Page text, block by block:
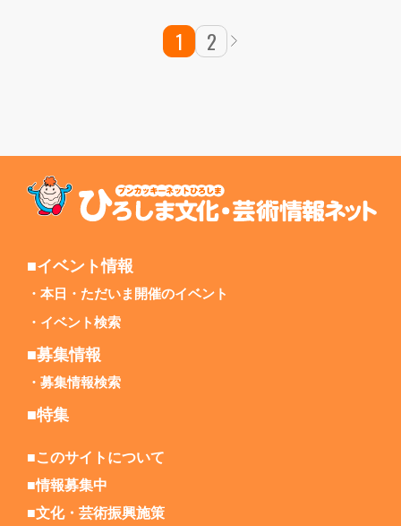
1 2
■イベント情報
本日・ただいま開催のイベント
イベント検索
■募集情報
募集情報検索
■特集
■このサイトについて
■情報募集中
■文化・芸術振興施策